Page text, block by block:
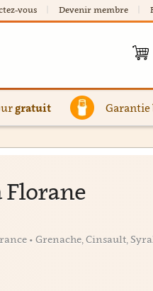
vous Devenir membre
gratuit Garantie
Florane
• Grenache, Cinsault,